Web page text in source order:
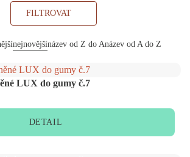
FILTROVAT
nejnovějšínázev od Z do Anázev od A do Z
LUX do gumy č.7
DETAIL